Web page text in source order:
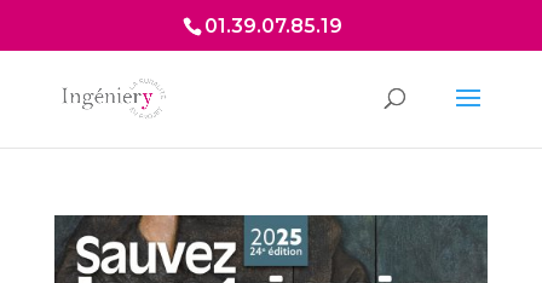
01.39.07.85.19